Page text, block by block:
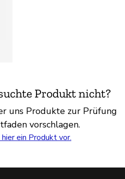
Produkt nicht?
uns Produkte zur Prüfung
vorschlagen.
ein Produkt vor.